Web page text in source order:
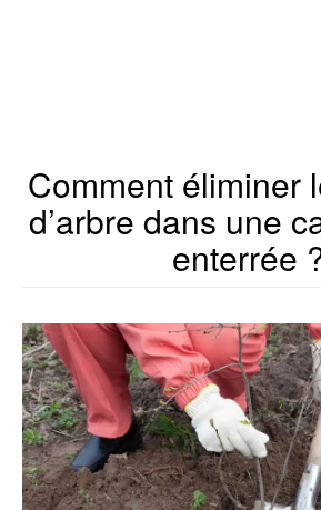
Comment éliminer
d’arbre dans une
enterrée